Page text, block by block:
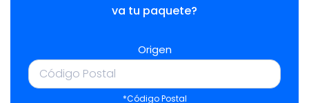
va tu paquete?
Origen
*Código Postal